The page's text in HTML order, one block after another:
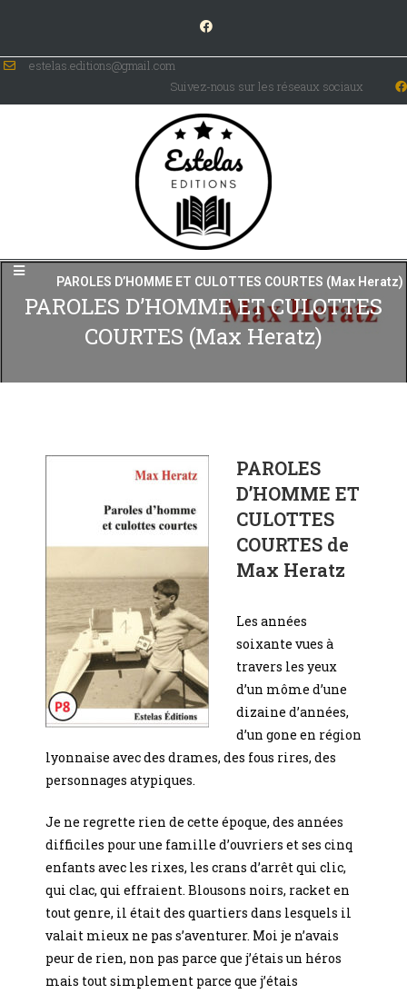
estelas.editions@gmail.com
Suivez-nous sur les réseaux sociaux
PAROLES D’HOMME ET CULOTTES COURTES (Max Heratz)
PAROLES D’HOMME ET CULOTTES
COURTES (Max Heratz)
PAROLES
D’HOMME ET
CULOTTES
COURTES de
Max Heratz
Les années
soixante vues à
travers les yeux
d’un môme d’une
dizaine d’années,
d’un gone en région
lyonnaise avec des drames, des fous rires, des
personnages atypiques.
Je ne regrette rien de cette époque, des années
difficiles pour une famille d’ouvriers et ses cinq
enfants avec les rixes, les crans d’arrêt qui clic,
qui clac, qui effraient. Blousons noirs, racket en
tout genre, il était des quartiers dans lesquels il
valait mieux ne pas s’aventurer. Moi je n’avais
peur de rien, non pas parce que j’étais un héros
mais tout simplement parce que j’étais